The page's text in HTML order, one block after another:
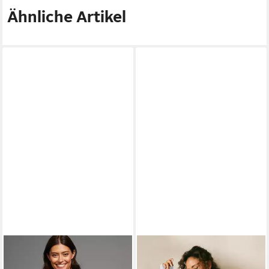
Ähnliche Artikel
BOYSEN'SLongbluse mit
tiefen Seitenschlitzen
Shirtjacke in
offener Form mit Zipfelsaum